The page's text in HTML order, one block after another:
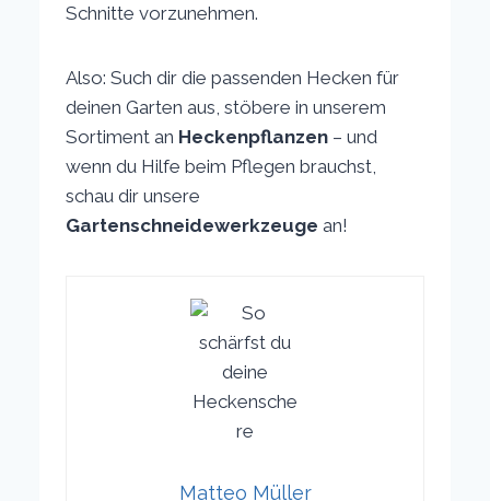
Schnitte vorzunehmen.
Also: Such dir die passenden Hecken für
deinen Garten aus, stöbere in unserem
Sortiment an Heckenpflanzen – und
wenn du Hilfe beim Pflegen brauchst,
schau dir unsere
Gartenschneidewerkzeuge an!
Matteo Müller